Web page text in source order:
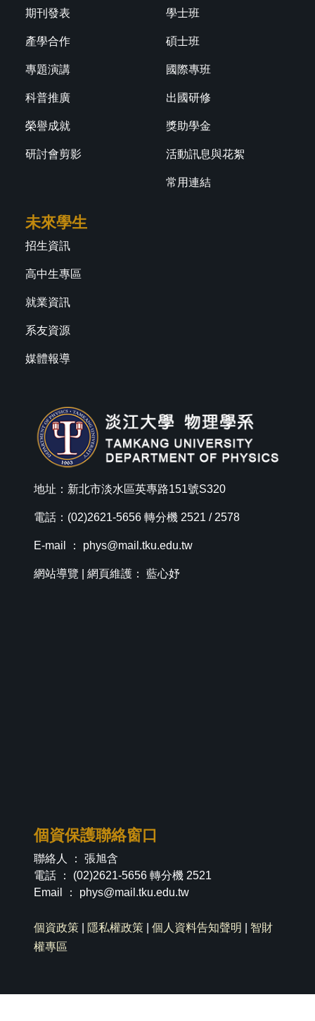
期刊發表
產學合作
專題演講
科普推廣
榮譽成就
研討會剪影
學士班
碩士班
國際專班
出國研修
獎助學金
活動訊息與花絮
常用連結
未來學生
招生資訊
高中生專區
就業資訊
系友資源
媒體報導
地址：新北市淡水區英專路151號S320
電話：(02)2621-5656 轉分機 2521 / 2578
E-mail ： phys@mail.tku.edu.tw
網站導覽 | 網頁維護： 藍心妤
個資保護聯絡窗口
聯絡人 ： 張旭含
電話 ： (02)2621-5656 轉分機 2521
Email ： phys@mail.tku.edu.tw
個資政策 隱私權政策 個人資料告知聲明
智財
權專區